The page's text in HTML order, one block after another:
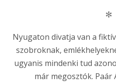
✻
Nyugaton divatja van a
szobroknak,
ugyanis mindenki tud
már megosztók. Paár